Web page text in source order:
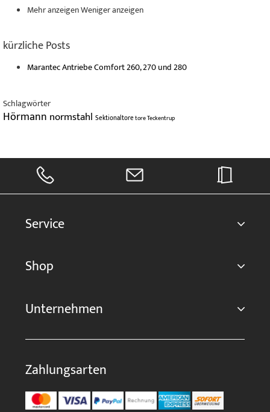
Mehr anzeigenWeniger anzeigen
kürzliche Posts
Marantec Antriebe Comfort 260, 270 und 280
Schlagwörter
Hörmann normstahl SektionaltoretoreTeckentrup
Service
Shop
Unternehmen
Zahlungsarten